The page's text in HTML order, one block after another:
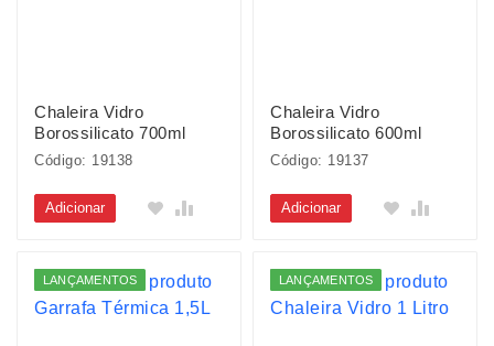
Chaleira Vidro
Borossilicato 700ml
Código: 19138
Adicionar
Chaleira Vidro
Borossilicato 600ml
Código: 19137
Adicionar
LANÇAMENTOS LANÇAMENTOS